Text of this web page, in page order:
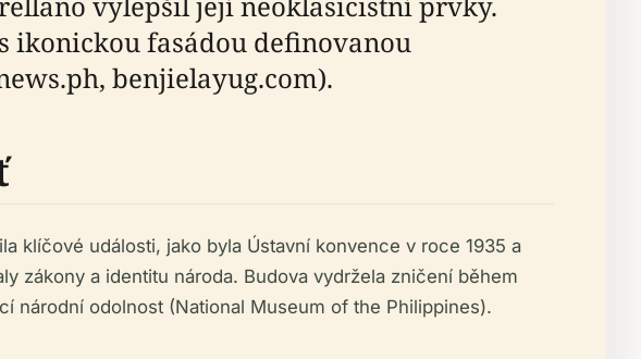
ikonickou fasádou definovanou
benjielayug.com).
klíčové události, jako byla Ústavní konvence v roce 1935 a
zákony a identitu národa. Budova vydržela zničení během
národní odolnost (National Museum of the Philippines).